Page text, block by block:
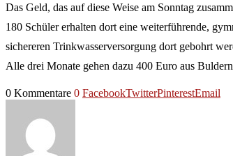
Das Geld, das auf diese Weise am Sonntag
180 Schüler erhalten dort eine weiterführende,
sichereren Trinkwasserversorgung dort gebohrt
Alle drei Monate gehen dazu 400 Euro aus
0 Kommentare 0 FacebookTwitterPinterestEmail